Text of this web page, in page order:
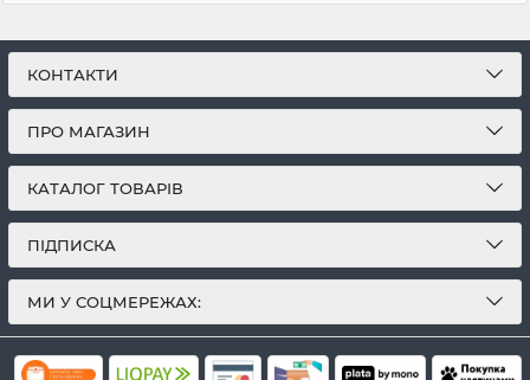
КОНТАКТИ
ПРО МАГАЗИН
КАТАЛОГ ТОВАРІВ
ПІДПИСКА
МИ У СОЦМЕРЕЖАХ: